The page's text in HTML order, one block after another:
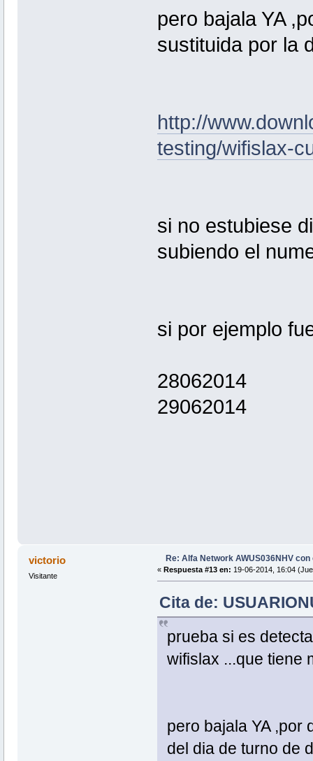
pero bajala YA
sustituida por la
http://
testing/wifislax-
si no estubiese
subiendo el
si por ejemplo
28062014
29062014
victorio
Visitante
Re: Alfa Network AWUS036NHV
« Respuesta #13 en: 19-06-2014, 16:04
Cita de:
prueba si es
wifislax ...que tiene
pero bajala YA ,por
del dia de turno de